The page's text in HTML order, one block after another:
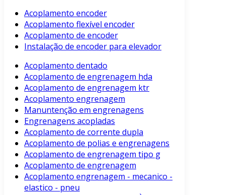
Acoplamento encoder
Acoplamento flexível encoder
Acoplamento de encoder
Instalação de encoder para elevador
Acoplamento dentado
Acoplamento de engrenagem hda
Acoplamento de engrenagem ktr
Acoplamento engrenagem
Manuntenção em engrenagens
Engrenagens acopladas
Acoplamento de corrente dupla
Acoplamento de polias e engrenagens
Acoplamento de engrenagem tipo g
Acoplamento de engrenagem
Acoplamento engrenagem - mecanico -
elastico - pneu